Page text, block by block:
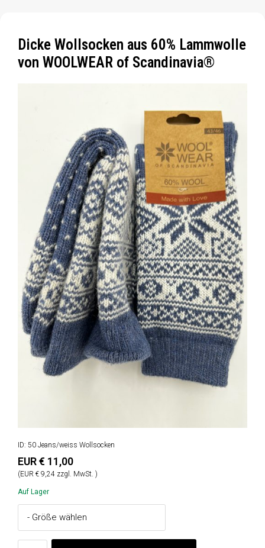
Dicke Wollsocken aus 60% Lammwolle
von WOOLWEAR of Scandinavia®
ID: 50 Jeans/weiss Wollsocken
EUR € 11,00
(EUR € 9,24 zzgl. MwSt. )
Auf Lager